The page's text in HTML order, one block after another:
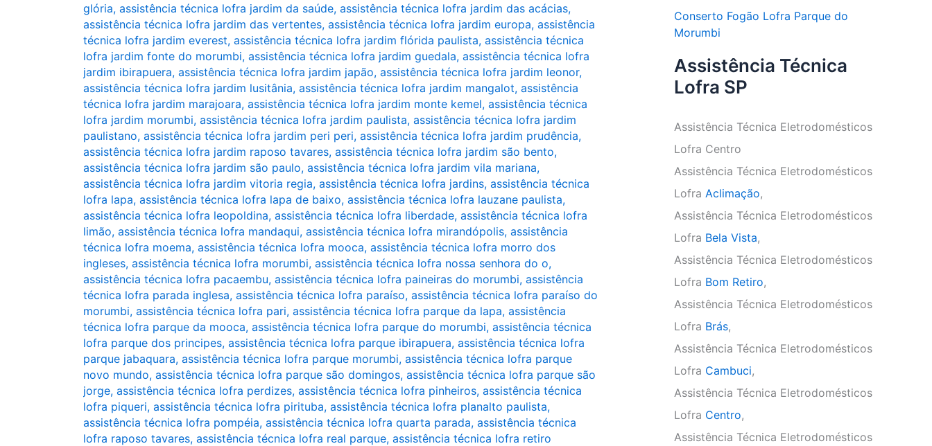
glória, assistência técnica lofra jardim da saúde, assistência técnica lofra jardim das acácias,
assistência técnica lofra jardim das vertentes, assistência técnica lofra jardim europa, assistência
técnica lofra jardim everest, assistência técnica lofra jardim flórida paulista, assistência técnica
lofra jardim fonte do morumbi, assistência técnica lofra jardim guedala, assistência técnica lofra
jardim ibirapuera, assistência técnica lofra jardim japão, assistência técnica lofra jardim leonor,
assistência técnica lofra jardim lusitânia, assistência técnica lofra jardim mangalot, assistência
técnica lofra jardim marajoara, assistência técnica lofra jardim monte kemel, assistência técnica
lofra jardim morumbi, assistência técnica lofra jardim paulista, assistência técnica lofra jardim
paulistano, assistência técnica lofra jardim peri peri, assistência técnica lofra jardim prudência,
assistência técnica lofra jardim raposo tavares, assistência técnica lofra jardim são bento,
assistência técnica lofra jardim são paulo, assistência técnica lofra jardim vila mariana,
assistência técnica lofra jardim vitoria regia, assistência técnica lofra jardins, assistência técnica
lofra lapa, assistência técnica lofra lapa de baixo, assistência técnica lofra lauzane paulista,
assistência técnica lofra leopoldina, assistência técnica lofra liberdade, assistência técnica lofra
limão, assistência técnica lofra mandaqui, assistência técnica lofra mirandópolis, assistência
técnica lofra moema, assistência técnica lofra mooca, assistência técnica lofra morro dos
ingleses, assistência técnica lofra morumbi, assistência técnica lofra nossa senhora do o,
assistência técnica lofra pacaembu, assistência técnica lofra paineiras do morumbi, assistência
técnica lofra parada inglesa, assistência técnica lofra paraíso, assistência técnica lofra paraíso do
morumbi, assistência técnica lofra pari, assistência técnica lofra parque da lapa, assistência
técnica lofra parque da mooca, assistência técnica lofra parque do morumbi, assistência técnica
lofra parque dos principes, assistência técnica lofra parque ibirapuera, assistência técnica lofra
parque jabaquara, assistência técnica lofra parque morumbi, assistência técnica lofra parque
novo mundo, assistência técnica lofra parque são domingos, assistência técnica lofra parque são
jorge, assistência técnica lofra perdizes, assistência técnica lofra pinheiros, assistência técnica
lofra piqueri, assistência técnica lofra pirituba, assistência técnica lofra planalto paulista,
assistência técnica lofra pompéia, assistência técnica lofra quarta parada, assistência técnica
lofra raposo tavares, assistência técnica lofra real parque, assistência técnica lofra retiro
Conserto Fogão Lofra Parque do
Morumbi
Assistência Técnica
Lofra SP
Assistência Técnica Eletrodomésticos
Lofra Centro
Assistência Técnica Eletrodomésticos
Lofra Aclimação,
Assistência Técnica Eletrodomésticos
Lofra Bela Vista,
Assistência Técnica Eletrodomésticos
Lofra Bom Retiro,
Assistência Técnica Eletrodomésticos
Lofra Brás,
Assistência Técnica Eletrodomésticos
Lofra Cambuci,
Assistência Técnica Eletrodomésticos
Lofra Centro,
Assistência Técnica Eletrodomésticos